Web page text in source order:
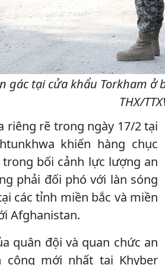
gác tại cửa khẩu Torkham
THX/
riêng rẽ trong ngày 17/2 tại
khiến hàng chục
bối cảnh lực lượng an
phải đối phó với làn sóng
các tỉnh miền bắc và miền
Afghanistan.
quân đội và quan chức an
công mới nhất tại Khyber